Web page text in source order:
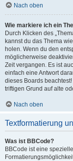
Nach oben
Wie markiere ich ein
Durch Klicken des
kannst du das Thema
holen. Wenn du den
möglicherweise
Zeit vergangen. Es ist
einfach eine Antwort
dieses Boards
triftigen Grund auf alte
Nach oben
Textformatierung
Was ist BBCode?
BBCode ist eine